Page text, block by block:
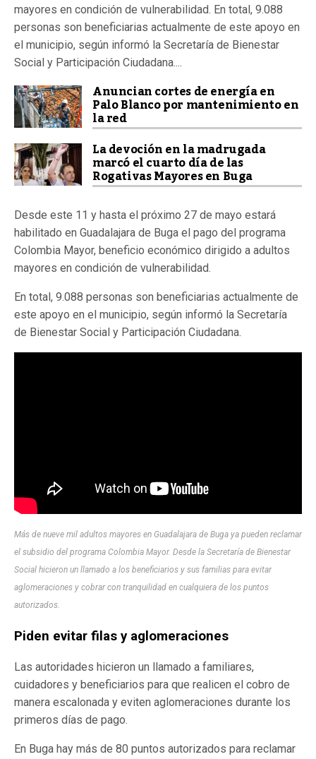
mayores en condición de vulnerabilidad. En total, 9.088
personas son beneficiarias actualmente de este apoyo en
el municipio, según informó la Secretaría de Bienestar
Social y Participación Ciudadana....
Anuncian cortes de energía en
Palo Blanco por mantenimiento en
la red
La devoción en la madrugada
marcó el cuarto día de las
Rogativas Mayores en Buga
Desde este 11 y hasta el próximo 27 de mayo estará
habilitado en Guadalajara de Buga el pago del programa
Colombia Mayor, beneficio económico dirigido a adultos
mayores en condición de vulnerabilidad.
En total, 9.088 personas son beneficiarias actualmente de
este apoyo en el municipio, según informó la Secretaría
de Bienestar Social y Participación Ciudadana.
Más de nueve mil adultos mayores en Guadalajara de Buga ya pueden reclamar
el subsidio del programa Colombia Mayor. Desde la Secretaría de Bienestar
Social hicieron un llamado a los beneficiarios y sus familias para evitar
aglomeraciones y cobrar con tranquilidad en cualquiera de los puntos
autorizados.
Piden evitar filas y aglomeraciones
Las autoridades hicieron un llamado a familiares,
cuidadores y beneficiarios para que realicen el cobro de
manera escalonada y eviten aglomeraciones durante los
primeros días de pago.
En Buga hay más de 80 puntos autorizados para reclamar